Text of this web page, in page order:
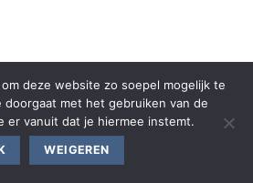
deze website zo soepel mogelijk te
doorgaat met het gebruiken van de
er vanuit dat je hiermee instemt.
WEIGEREN